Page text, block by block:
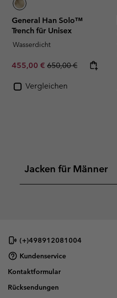
General Han Solo™
Trench für Unisex
Wasserdicht
Sale price:
455,00 € Regular price:
650,00 €
Vergleichen
Jacken für Männer
(+)498912081004
Kundenservice
Kontaktformular
Rücksendungen